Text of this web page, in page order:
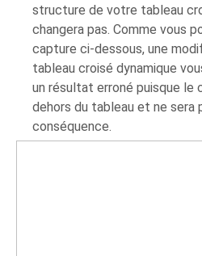
structure de votre tableau
changera pas. Comme vous
capture ci-dessous, une
tableau croisé dynamique
un résultat erroné puisque le
dehors du tableau et ne sera
conséquence.